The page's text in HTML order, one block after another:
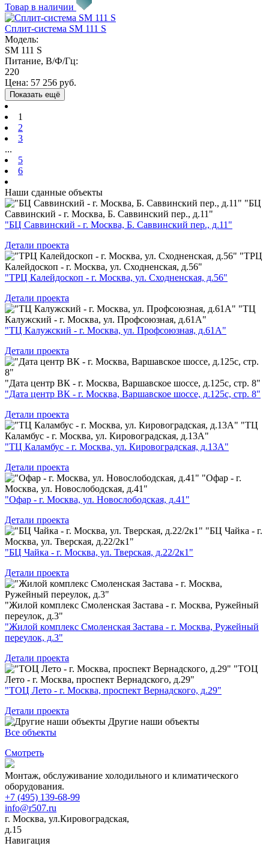
Товар в наличии
Сплит-система SM 111 S
Модель:
SM 111 S
Питание, В/Ф/Гц:
220
Цена: 57 256 руб.
Показать ещё
1
2
3
...
5
6
Наши сданные объекты
"БЦ
Саввинский - г. Москва, Б. Саввинский пер., д.11"
"БЦ Саввинский - г. Москва, Б. Саввинский пер., д.11"
Детали проекта
"ТРЦ
Калейдоскоп - г. Москва, ул. Сходненская, д.56"
"ТРЦ Калейдоскоп - г. Москва, ул. Сходненская, д.56"
Детали проекта
"ТЦ
Калужский - г. Москва, ул. Профсоюзная, д.61А"
"ТЦ Калужский - г. Москва, ул. Профсоюзная, д.61А"
Детали проекта
"Дата центр ВК - г. Москва, Варшавское шоссе, д.125с, стр. 8"
"Дата центр ВК - г. Москва, Варшавское шоссе, д.125с, стр. 8"
Детали проекта
"ТЦ
Каламбус - г. Москва, ул. Кировоградская, д.13А"
"ТЦ Каламбус - г. Москва, ул. Кировоградская, д.13А"
Детали проекта
"Офар - г.
Москва, ул. Новослободская, д.41"
"Офар - г. Москва, ул. Новослободская, д.41"
Детали проекта
"БЦ Чайка - г.
Москва, ул. Тверская, д.22/2к1"
"БЦ Чайка - г. Москва, ул. Тверская, д.22/2к1"
Детали проекта
"Жилой комплекс Смоленская Застава - г. Москва, Ружейный
переулок, д.3"
"Жилой комплекс Смоленская Застава - г. Москва, Ружейный
переулок, д.3"
Детали проекта
"ТОЦ
Лето - г. Москва, проспект Вернадского, д.29"
"ТОЦ Лето - г. Москва, проспект Вернадского, д.29"
Детали проекта
Другие наши объекты
Все объекты
Смотреть
Монтаж, обслуживание холодильного и климатического
оборудования.
+7 (495) 139-68-99
info@r507.ru
г. Москва, ул.Кировоградская,
д.15
Навигация